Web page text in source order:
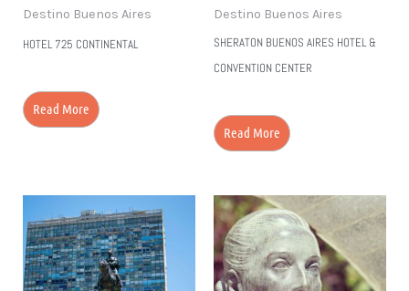
Destino Buenos Aires
HOTEL 725 CONTINENTAL
Read More
Destino Buenos Aires
SHERATON BUENOS AIRES HOTEL &
CONVENTION CENTER
Read More